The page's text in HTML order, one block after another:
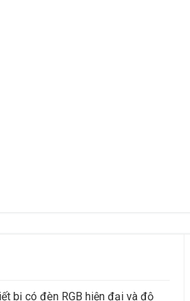
bị có đèn RGB hiện đại và độ